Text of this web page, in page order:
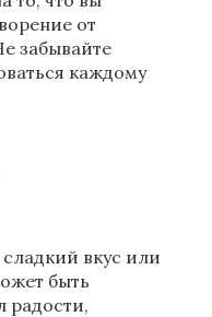
от
забывайте
каждому
вкус или
быть
радости,